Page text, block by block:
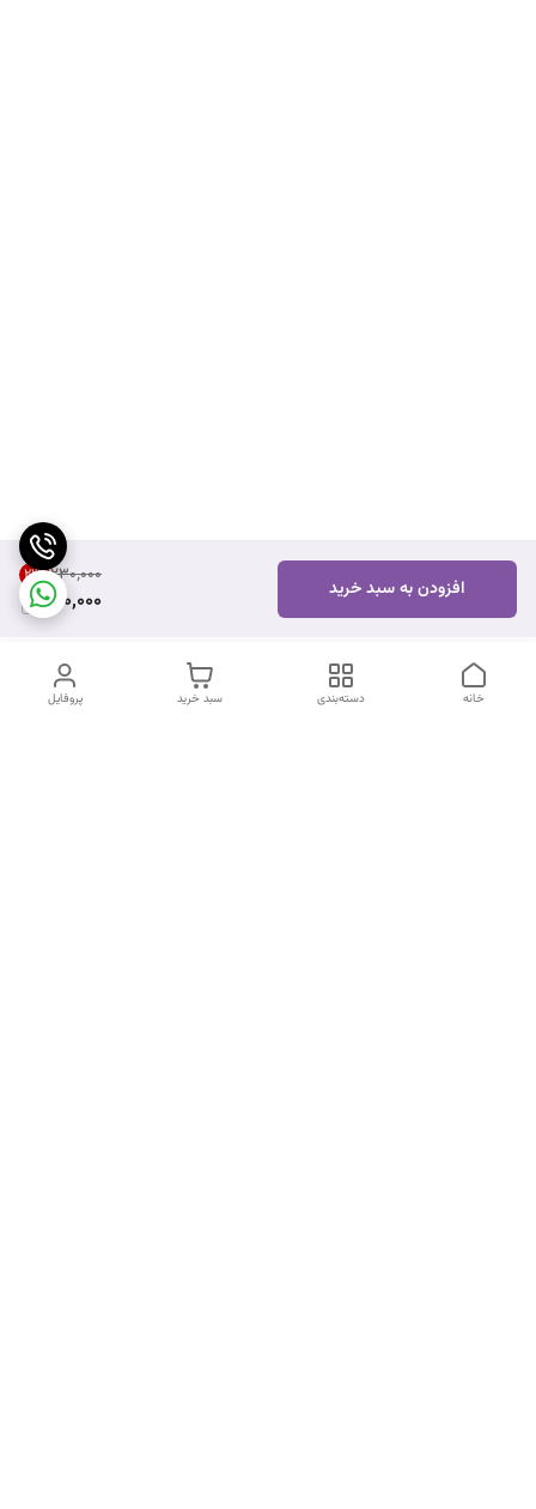
۲۳۰٬۰۰۰ 21%
180,000 افزودن به سبد خرید
پروفایل سبد خرید دسته‌بندی خانه